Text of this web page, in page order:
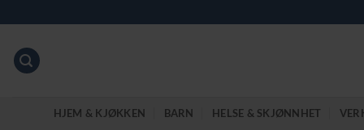
to
content
HJEM & KJØKKEN BARN HELSE & SKJØNNHET